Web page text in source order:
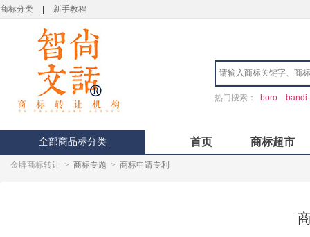
商标分类 新手教程
热门搜索： boro bandi
全部商品标分类 首页 商标超市
金牌商标转让 > 商标专题 > 商标申请专利